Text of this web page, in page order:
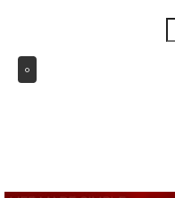
0